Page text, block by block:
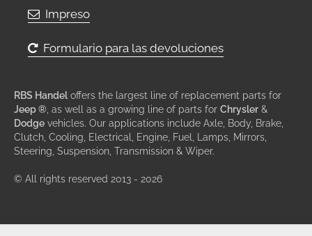
Impreso
Formulario para las devoluciones
RBS Handel offers the largest line of replacement parts for
Jeep ® , as well as a growing line of parts for Chrysler &
Dodge vehicles. Our applications include Axle, Body, Brake,
Clutch, Cooling, Electrical, Engine, Fuel, Lamps, Mirrors,
Steering, Suspension, Transmission & Wiper.
© All rights reserved 2013 - 2026